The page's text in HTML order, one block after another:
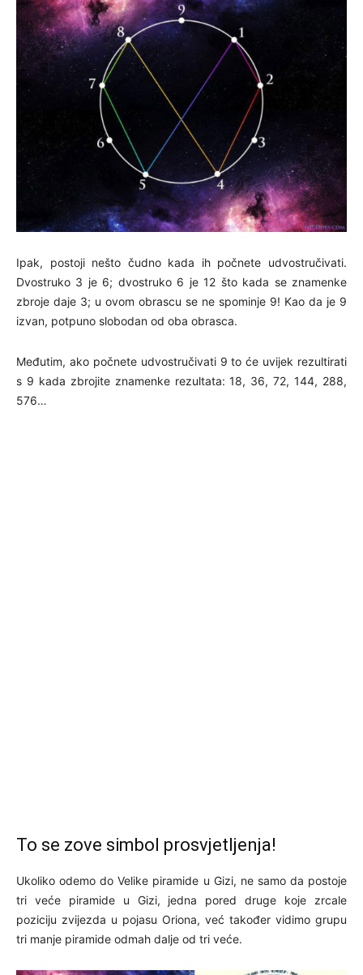
Ipak, postoji nešto čudno kada ih počnete udvostručivati.
Dvostruko 3 je 6; dvostruko 6 je 12 što kada se znamenke
zbroje daje 3; u ovom obrascu se ne spominje 9! Kao da je 9
izvan, potpuno slobodan od oba obrasca.
Međutim, ako počnete udvostručivati 9 to će uvijek rezultirati
s 9 kada zbrojite znamenke rezultata: 18, 36, 72, 144, 288,
576…
To se zove simbol prosvjetljenja!
Ukoliko odemo do Velike piramide u Gizi, ne samo da postoje
tri veće piramide u Gizi, jedna pored druge koje zrcale
poziciju zvijezda u pojasu Oriona, već također vidimo grupu
tri manje piramide odmah dalje od tri veće.